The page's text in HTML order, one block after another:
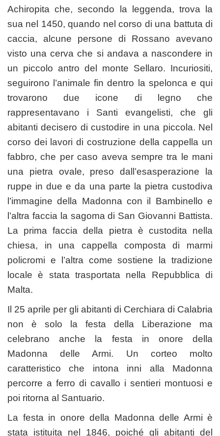
Achiropita che, secondo la leggenda, trova la
sua nel 1450, quando nel corso di una battuta di
caccia, alcune persone di Rossano avevano
visto una cerva che si andava a nascondere in
un piccolo antro del monte Sellaro. Incuriositi,
seguirono l’animale fin dentro la spelonca e qui
trovarono due icone di legno che
rappresentavano i Santi evangelisti, che gli
abitanti decisero di custodire in una piccola. Nel
corso dei lavori di costruzione della cappella un
fabbro, che per caso aveva sempre tra le mani
una pietra ovale, preso dall’esasperazione la
ruppe in due e da una parte la pietra custodiva
l’immagine della Madonna con il Bambinello e
l’altra faccia la sagoma di San Giovanni Battista.
La prima faccia della pietra è custodita nella
chiesa, in una cappella composta di marmi
policromi e l’altra come sostiene la tradizione
locale è stata trasportata nella Repubblica di
Malta.
Il 25 aprile per gli abitanti di Cerchiara di Calabria
non è solo la festa della Liberazione ma
celebrano anche la festa in onore della
Madonna delle Armi. Un corteo molto
caratteristico che intona inni alla Madonna
percorre a ferro di cavallo i sentieri montuosi e
poi ritorna al Santuario.
La festa in onore della Madonna delle Armi è
stata istituita nel 1846, poiché gli abitanti del